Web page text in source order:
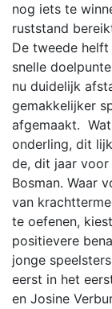
nog iets te
ruststand
De tweede
snelle
nu duidelijk
gemakkelijker
afgemaakt.
onderling, dit
de, dit jaar
Bosman. Waar
van
te oefenen,
positievere
jonge
eerst in het
en Josine